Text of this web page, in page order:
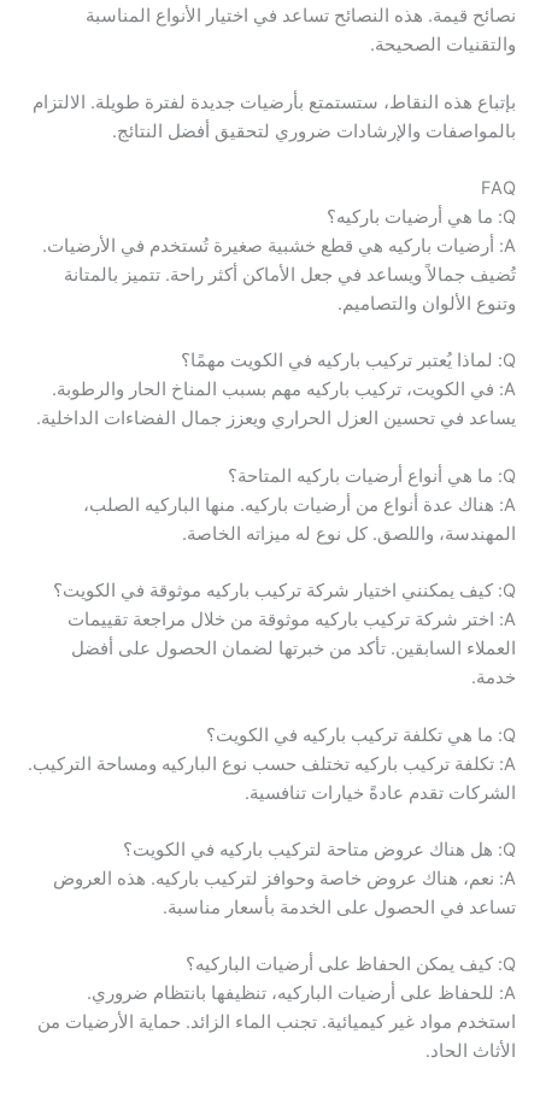
نصائح قيمة. هذه النصائح تساعد في اختيار الأنواع المناسبة
والتقنيات الصحيحة.
بإتباع هذه النقاط، ستستمتع بأرضيات جديدة لفترة طويلة. الالتزام
بالمواصفات والإرشادات ضروري لتحقيق أفضل النتائج.
FAQ
Q: ما هي أرضيات باركيه؟
A: أرضيات باركيه هي قطع خشبية صغيرة تُستخدم في الأرضيات.
تُضيف جمالاً ويساعد في جعل الأماكن أكثر راحة. تتميز بالمتانة
وتنوع الألوان والتصاميم.
Q: لماذا يُعتبر تركيب باركيه في الكويت مهمًا؟
A: في الكويت، تركيب باركيه مهم بسبب المناخ الحار والرطوبة.
يساعد في تحسين العزل الحراري ويعزز جمال الفضاءات الداخلية.
Q: ما هي أنواع أرضيات باركيه المتاحة؟
A: هناك عدة أنواع من أرضيات باركيه. منها الباركيه الصلب،
المهندسة، واللصق. كل نوع له ميزاته الخاصة.
Q: كيف يمكنني اختيار شركة تركيب باركيه موثوقة في الكويت؟
A: اختر شركة تركيب باركيه موثوقة من خلال مراجعة تقييمات
العملاء السابقين. تأكد من خبرتها لضمان الحصول على أفضل
خدمة.
Q: ما هي تكلفة تركيب باركيه في الكويت؟
A: تكلفة تركيب باركيه تختلف حسب نوع الباركيه ومساحة التركيب.
الشركات تقدم عادةً خيارات تنافسية.
Q: هل هناك عروض متاحة لتركيب باركيه في الكويت؟
A: نعم، هناك عروض خاصة وحوافز لتركيب باركيه. هذه العروض
تساعد في الحصول على الخدمة بأسعار مناسبة.
Q: كيف يمكن الحفاظ على أرضيات الباركيه؟
A: للحفاظ على أرضيات الباركيه، تنظيفها بانتظام ضروري.
استخدم مواد غير كيميائية. تجنب الماء الزائد. حماية الأرضيات من
الأثاث الحاد.